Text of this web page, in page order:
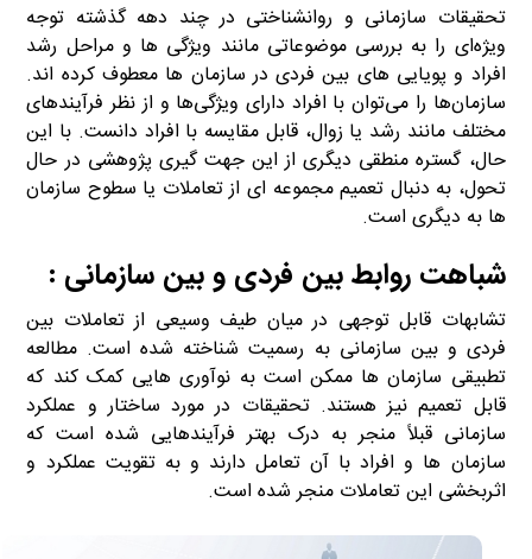
تحقیقات سازمانی و روانشناختی در چند دهه گذشته توجه
ویژه‌ای را به بررسی موضوعاتی مانند ویژگی ها و مراحل رشد
افراد و پویایی های بین فردی در سازمان ها معطوف کرده اند.
سازمان‌ها را می‌توان با افراد دارای ویژگی‌ها و از نظر فرآیندهای
مختلف مانند رشد یا زوال، قابل مقایسه با افراد دانست. با این
حال، گستره منطقی دیگری از این جهت گیری پژوهشی در حال
تحول، به دنبال تعمیم مجموعه ای از تعاملات یا سطوح سازمان
ها به دیگری است.
شباهت روابط بین فردی و بین سازمانی :
تشابهات قابل توجهی در میان طیف وسیعی از تعاملات بین
فردی و بین سازمانی به رسمیت شناخته شده است. مطالعه
تطبیقی ​​سازمان ها ممکن است به نوآوری هایی کمک کند که
قابل تعمیم نیز هستند. تحقیقات در مورد ساختار و عملکرد
سازمانی قبلاً منجر به درک بهتر فرآیندهایی شده است که
سازمان ها و افراد با آن تعامل دارند و به تقویت عملکرد و
اثربخشی این تعاملات منجر شده است.